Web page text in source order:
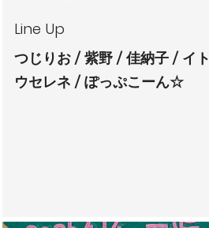
Line Up
つじりお 紫野 佳納子
イト
ウセレネ
ぽっぷこーん☆